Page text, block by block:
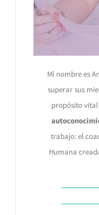
Mi nombre es
superar sus
propósito
trabajo: el
Humana